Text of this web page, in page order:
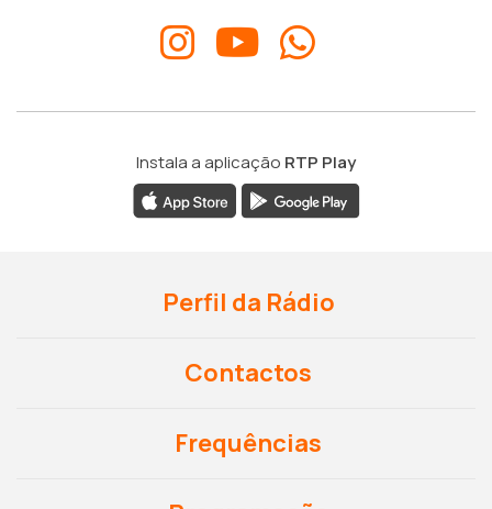
Instala a aplicação RTP Play
Perfil da Rádio
Contactos
Frequências